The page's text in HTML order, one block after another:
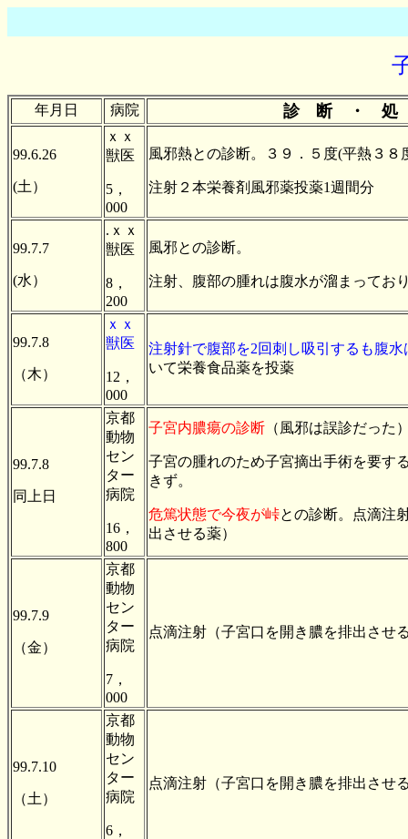
年月日 病院 診 断 ・ 処
99.6.26
(土）
ｘｘ
獣医
5，
000
風邪熱との診断。３９．５度(平熱３８
注射２本栄養剤風邪薬投薬1週間分
99.7.7
(水）
.ｘｘ
獣医
8，
200
風邪との診断。
注射、腹部の腫れは腹水が溜まってお
99.7.8
（木）
ｘｘ
獣医
12，
000
注射針で腹部を2回刺し吸引するも腹水
いて栄養食品薬を投薬
99.7.8
同上日
京都
動物
セン
ター
病院
16，
800
子宮内膿瘍の診断 （風邪は誤診だ
子宮の腫れのため子宮摘出手術を要す
きず。
危篤状態で今夜が峠との診断。点滴注
出させる薬）
99.7.9
（金）
京都
動物
セン
ター
病院
7，
000
点滴注射（子宮口を開き膿を排出させ
99.7.10
（土）
京都
動物
セン
ター
病院
6，
点滴注射（子宮口を開き膿を排出させ